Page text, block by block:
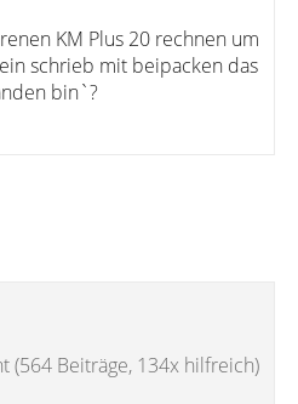
KM Plus 20 rechnen um
schrieb mit beipacken das
bin`?
(564 Beiträge, 134x hilfreich)